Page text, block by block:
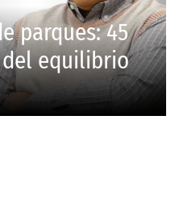
EDITORIALES
El Buki no cumplió las
expectativas de
asistencia en la Feria de
Durango